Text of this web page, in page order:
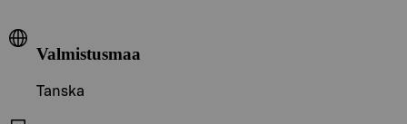
Valmistusmaa
Tanska